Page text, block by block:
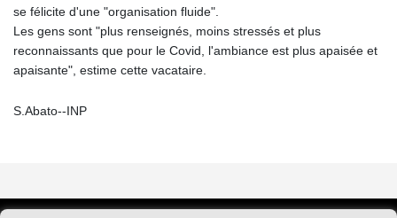
se félicite d'une "organisation fluide".
Les gens sont "plus renseignés, moins stressés et plus
reconnaissants que pour le Covid, l'ambiance est plus apaisée et
apaisante", estime cette vacataire.
S.Abato--INP